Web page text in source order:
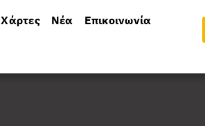
Χάρτες Νέα Επικοινωνία